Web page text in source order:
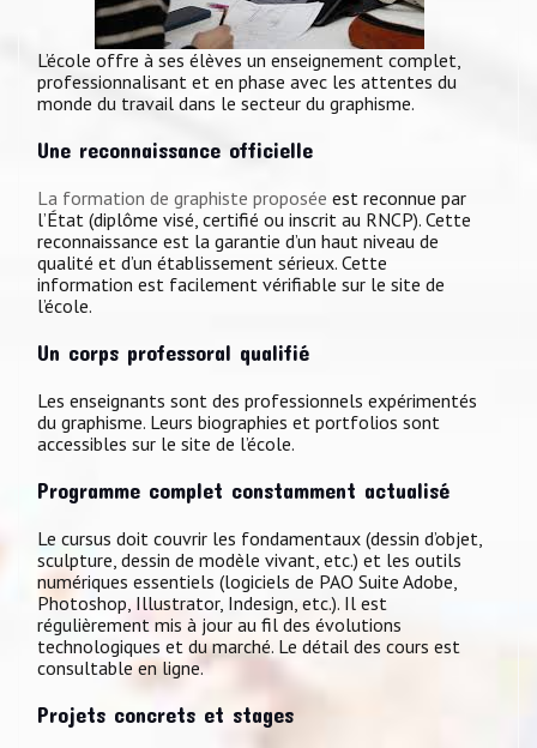
L’école offre à ses élèves un enseignement complet,
professionnalisant et en phase avec les attentes du
monde du travail dans le secteur du graphisme.
Une reconnaissance officielle
La formation de graphiste proposée est reconnue par
l’État (diplôme visé, certifié ou inscrit au RNCP). Cette
reconnaissance est la garantie d’un haut niveau de
qualité et d’un établissement sérieux. Cette
information est facilement vérifiable sur le site de
l’école.
Un corps professoral qualifié
Les enseignants sont des professionnels expérimentés
du graphisme. Leurs biographies et portfolios sont
accessibles sur le site de l’école.
Programme complet constamment actualisé
Le cursus doit couvrir les fondamentaux (dessin d’objet,
sculpture, dessin de modèle vivant, etc.) et les outils
numériques essentiels (logiciels de PAO Suite Adobe,
Photoshop, Illustrator, Indesign, etc.). Il est
régulièrement mis à jour au fil des évolutions
technologiques et du marché. Le détail des cours est
consultable en ligne.
Projets concrets et stages